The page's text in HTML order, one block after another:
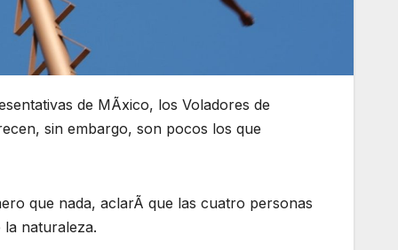
de MÃxico, los Voladores de
sin embargo, son pocos los que
que nada, aclarÃ que las cuatro personas
naturaleza.